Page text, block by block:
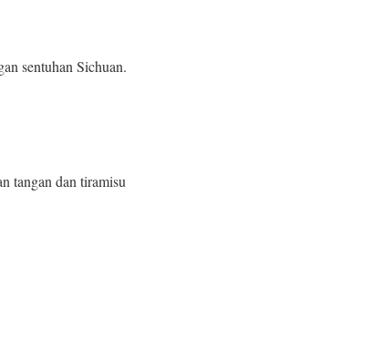
sentuhan Sichuan.
tangan dan tiramisu